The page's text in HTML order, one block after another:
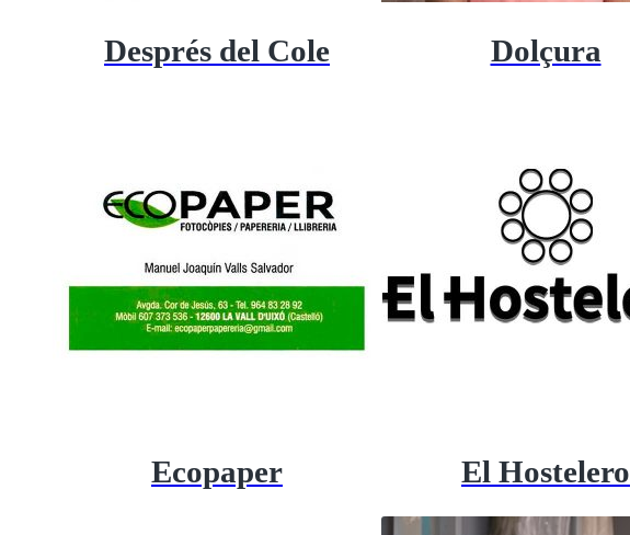
Després del Cole Dolçura
Ecopaper El Hostelero